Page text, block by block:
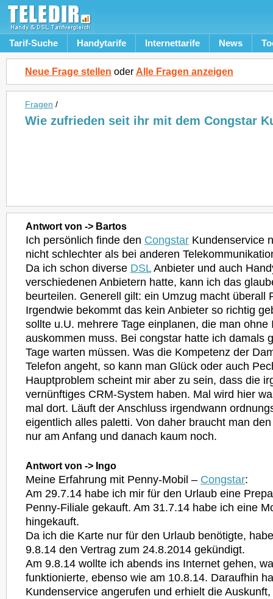
Tarif-Suche Handytarife Internettarife News
Neue Frage stellen oder Alle Fragen anzeigen
Fragen /
Wie zufrieden seit ihr mit dem Congstar
Antwort von -> Bartos
Ich persönlich finde den Congstar Kundenservice
nicht schlechter als bei anderen
Da ich schon diverse DSLAnbieter und auch
verschiedenen Anbietern hatte, kann ich das
beurteilen. Generell gilt: ein Umzug macht überall
Irgendwie bekommt das kein Anbieter so richtig
sollte u.U. mehrere Tage einplanen, die man ohne
auskommen muss. Bei congstar hatte ich damals
Tage warten müssen. Was die Kompetenz der
Telefon angeht, so kann man Glück oder auch
Hauptproblem scheint mir aber zu sein, dass die
vernünftiges CRM-System haben. Mal wird hier
mal dort. Läuft der Anschluss irgendwann
eigentlich alles paletti. Von daher braucht man
nur am Anfang und danach kaum noch.
Antwort von -> Ingo
Meine Erfahrung mit Penny-Mobil – Congstar:
Am 29.7.14 habe ich mir für den Urlaub eine
Penny-Filiale gekauft. Am 31.7.14 habe ich eine
hingekauft.
Da ich die Karte nur für den Urlaub benötigte,
9.8.14 den Vertrag zum 24.8.2014 gekündigt.
Am 9.8.14 wollte ich abends ins Internet gehen,
funktionierte, ebenso wie am 10.8.14. Daraufhin
Kundenservice angerufen und erhielt die